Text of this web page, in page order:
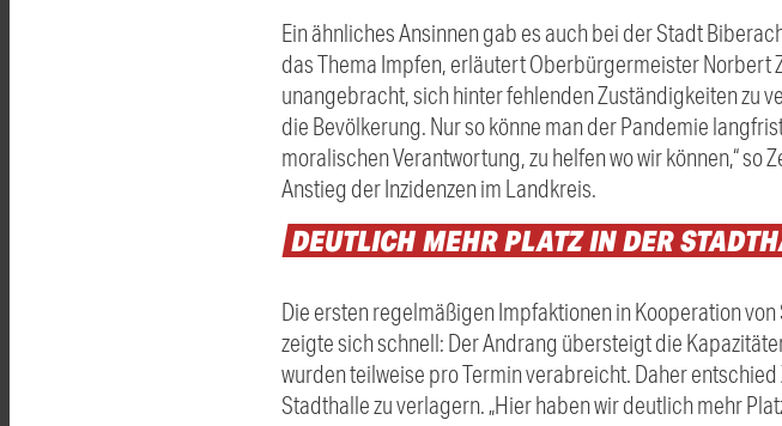
Ein ähnliches Ansinnen gab es auch bei der Stadt
das Thema Impfen, erläutert Oberbürgermeister Norbert
unangebracht, sich hinter fehlenden Zuständigkeiten zu
die Bevölkerung. Nur so könne man der Pandemie
moralischen Verantwortung, zu helfen wo wir können,“
Anstieg der Inzidenzen im Landkreis.
DEUTLICHMEHRPLATZINDER
Die ersten regelmäßigen Impfaktionen in Kooperation
zeigte sich schnell: Der Andrang übersteigt die
wurden teilweise pro Termin verabreicht. Daher
Stadthalle zu verlagern. „Hier haben wir deutlich mehr